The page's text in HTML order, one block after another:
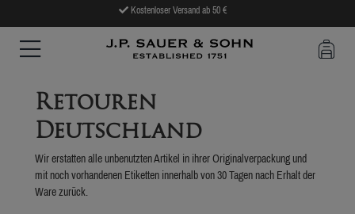
Kostenloser Versand ab 50 €
Retouren
Deutschland
Wir erstatten alle unbenutzten Artikel in ihrer Originalverpackung und
mit noch vorhandenen Etiketten innerhalb von 30 Tagen nach Erhalt der
Ware zurück.